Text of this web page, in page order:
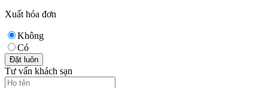
Xuất hóa đơn
Không
Có
Đặt luôn
Tư vấn khách sạn